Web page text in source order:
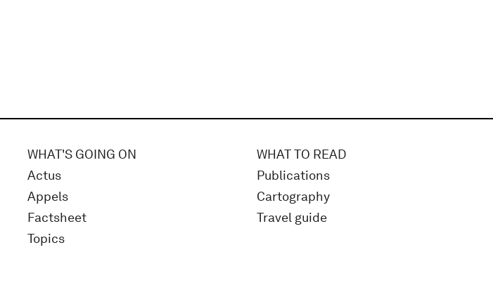
WHAT'S GOING ON
Actus
Appels
Factsheet
Topics
WHAT TO READ
Publications
Cartography
Travel guide